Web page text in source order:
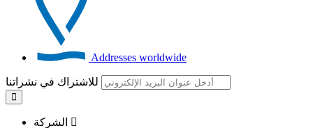
Addresses worldwide